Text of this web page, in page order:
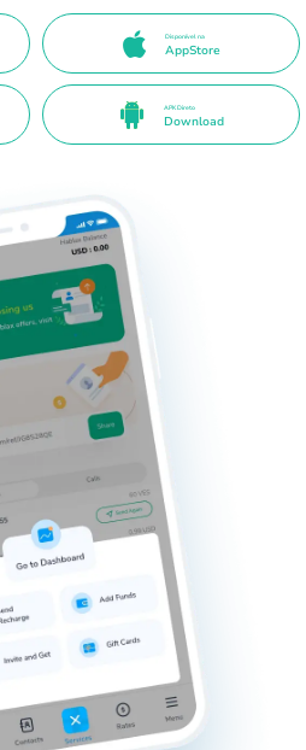
Disponível na
AppStore
APK Direto
Download